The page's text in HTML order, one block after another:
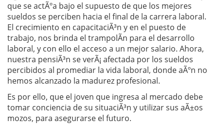
que se actÃºa bajo el supuesto de que los mejores
sueldos se perciben hacia el final de la carrera laboral.
El crecimiento en capacitaciÃ³n y en el puesto de
trabajo, nos brinda el trampolÃ­n para el desarrollo
laboral, y con ello el acceso a un mejor salario. Ahora,
nuestra pensiÃ³n se verÃ¡ afectada por los sueldos
percibidos al promediar la vida laboral, donde aÃºn no
hemos alcanzado la madurez profesional.
Es por ello, que el joven que ingresa al mercado debe
tomar conciencia de su situaciÃ³n y utilizar sus aÃ±os
mozos, para asegurarse el futuro.